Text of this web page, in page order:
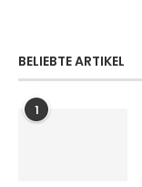
BELIEBTE ARTIKEL
1